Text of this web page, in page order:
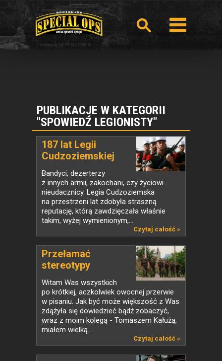
PUBLIKACJE W KATEGORII
"SPOWIEDŹ LEGIONISTY"
187 lat Legii
Cudzoziemskiej
Bandyci, dezerterzy
z innych armii, zakochani, czy życiowi
nieudacznicy. Legia Cudzoziemska
na przestrzeni lat zdobyła straszną
reputację, którą zawdzięczała właśnie
takim, wyżej wymienionym,...
Czytaj całość »
Przełamać
stereotypy
Witam Was wszystkich
po krótkiej, aczkolwiek owocnej przerwie
w pisaniu. Jak być może większość z Was
zdążyła się dowiedzieć bądź zobaczyć,
wraz z moim kolegą - Tomaszem Kałużą,
miałem wielką...
Czytaj całość »